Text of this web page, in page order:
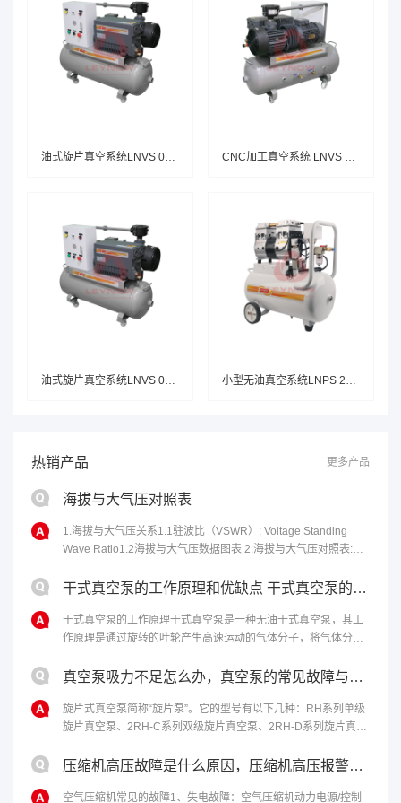
油式旋片真空系统LNVS 0160F H102 CNC加工真空系统 LNVS 0100F H101
热销产品 更多产品
海拔与大气压对照表
1.海拔与大气压关系1.1驻波比（VSWR）: Voltage Standing
Wave Ratio1.2海拔与大气压数据图表 2.海拔与大气压对照表:海
干式真空泵的工作原理和优缺点 干式真空泵的性能特点
干式真空泵的工作原理干式真空泵是一种无油干式真空泵，其工
作原理是通过旋转的叶轮产生高速运动的气体分子，将气体分子
排气的目的。干式真空泵的优点包括......
真空泵吸力不足怎么办，真空泵的常见故障与修理
旋片式真空泵简称“旋片泵”。它的型号有以下几种：RH系列单级
旋片真空泵、2RH-C系列双级旋片真空泵、2RH-D系列旋片真空
含氧过高、爆炸性、腐......
压缩机高压故障是什么原因，压缩机高压报警原因和解决办法
空气压缩机常见的故障1、失电故障：空气压缩机动力电源/控制